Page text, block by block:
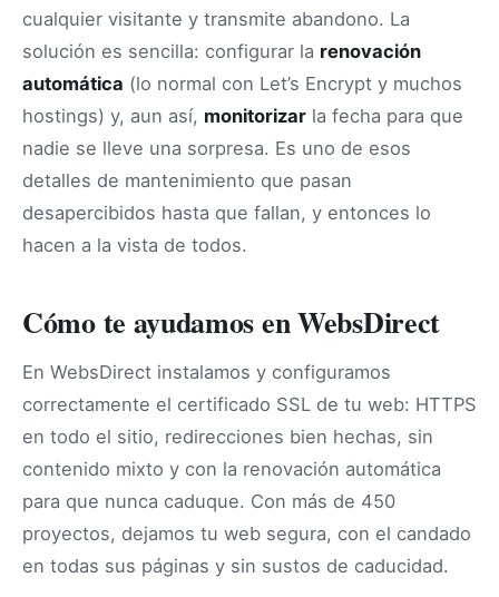
cualquier visitante y transmite abandono. La
solución es sencilla: configurar la renovación
automática (lo normal con Let’s Encrypt y muchos
hostings) y, aun así, monitorizar la fecha para que
nadie se lleve una sorpresa. Es uno de esos
detalles de mantenimiento que pasan
desapercibidos hasta que fallan, y entonces lo
hacen a la vista de todos.
Cómo te ayudamos en WebsDirect
En WebsDirect instalamos y configuramos
correctamente el certificado SSL de tu web: HTTPS
en todo el sitio, redirecciones bien hechas, sin
contenido mixto y con la renovación automática
para que nunca caduque. Con más de 450
proyectos, dejamos tu web segura, con el candado
en todas sus páginas y sin sustos de caducidad.